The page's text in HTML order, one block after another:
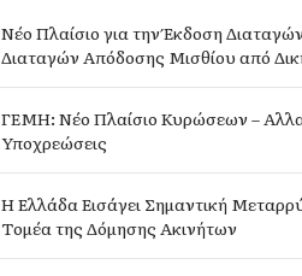
Νέο Πλαίσιο για την Έκδοση
Διαταγών Απόδοσης Μισθίου από
ΓΕΜΗ: Νέο Πλαίσιο Κυρώσεων –
Υποχρεώσεις
Η Ελλάδα Εισάγει Σημαντική
Τομέα της Δόμησης Ακινήτων